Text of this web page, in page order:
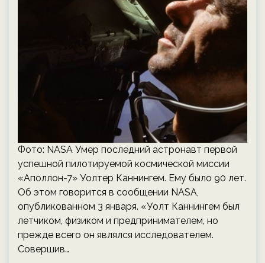
Фото: NASA Умер последний астронавт первой
успешной пилотируемой космической миссии
«Аполлон-7» Уолтер Каннингем. Ему было 90 лет.
Об этом говорится в сообщении NASA,
опубликованном 3 января. «Уолт Каннингем был
летчиком, физиком и предпринимателем, но
прежде всего он являлся исследователем.
Совершив…